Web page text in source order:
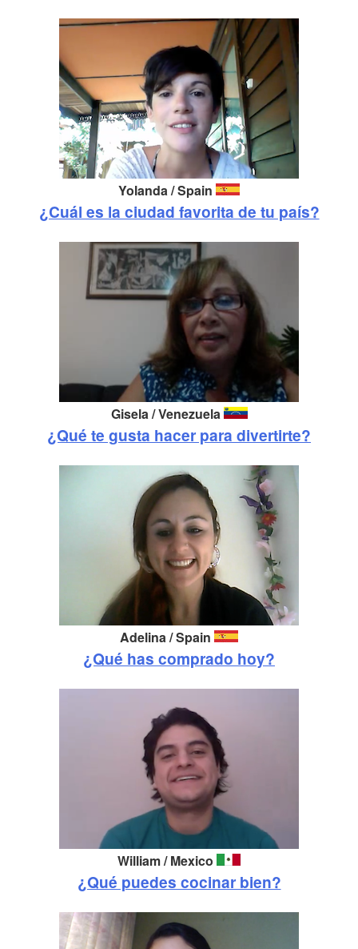
Yolanda / Spain
¿Cuál es la ciudad favorita de tu país?
Gisela / Venezuela
¿Qué te gusta hacer para divertirte?
Adelina /Spain
¿Qué has comprado hoy?
William / Mexico
¿Qué puedes cocinar bien?